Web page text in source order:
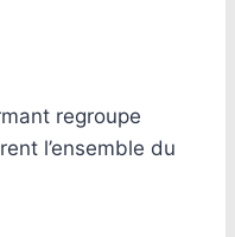
regroupe
l’ensemble du